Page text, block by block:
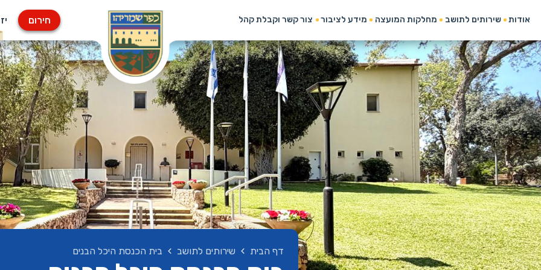
אודות שירותים לתושב מחלקות המועצה מידע לציבור צור קשר וקבלת קהל חירום
דף הבית שירותים לתושב בית הכנסת היכל הבנים